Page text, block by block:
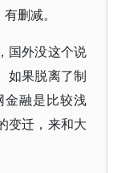
有删减。
国外没这个说
如果脱离了制
金融是比较浅
变迁，来和大